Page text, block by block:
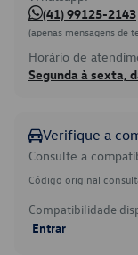
(41) 99125-2143
(apenas mensagens de
Horário de
Segunda à sexta,
Verifique a
Consulte a
Código original
Compatibilidade
Entrar